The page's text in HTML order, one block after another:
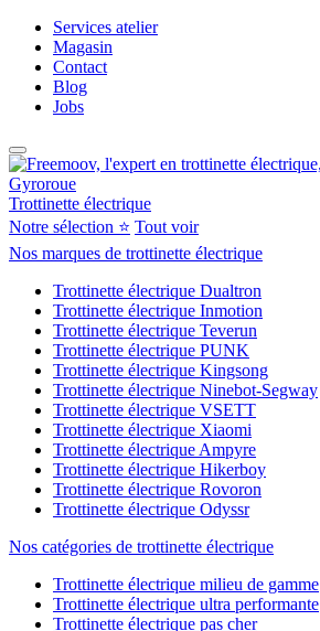
Services atelier
Magasin
Contact
Blog
Jobs
Trottinette électrique
Notre sélection ⭐ Tout voir
Nos marques de trottinette électrique
Trottinette électrique Dualtron
Trottinette électrique Inmotion
Trottinette électrique Teverun
Trottinette électrique PUNK
Trottinette électrique Kingsong
Trottinette électrique Ninebot-Segway
Trottinette électrique VSETT
Trottinette électrique Xiaomi
Trottinette électrique Ampyre
Trottinette électrique Hikerboy
Trottinette électrique Rovoron
Trottinette électrique Odyssr
Nos catégories de trottinette électrique
Trottinette électrique milieu de gamme
Trottinette électrique ultra performante
Trottinette électrique pas cher